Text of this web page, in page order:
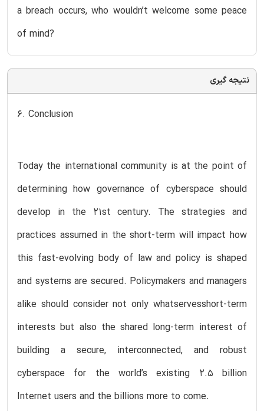
a breach occurs, who wouldn’t welcome some peace
of mind?
نتیجه گیری
6. Conclusion
Today the international community is at the point of
determining how governance of cyberspace should
develop in the 21st century. The strategies and
practices assumed in the short-term will impact how
this fast-evolving body of law and policy is shaped
and systems are secured. Policymakers and managers
alike should consider not only whatservesshort-term
interests but also the shared long-term interest of
building a secure, interconnected, and robust
cyberspace for the world’s existing 2.5 billion
Internet users and the billions more to come.